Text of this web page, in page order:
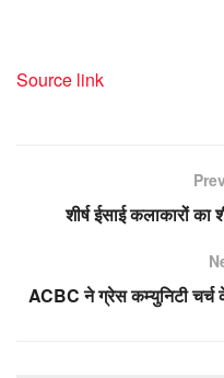
Source link
शीर्ष ईसाई कलाकारों का
ACBC ने ग्रेस कम्युनिटी चर्च